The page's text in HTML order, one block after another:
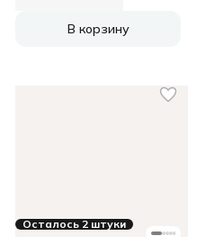
В корзину
Осталось 2 штуки